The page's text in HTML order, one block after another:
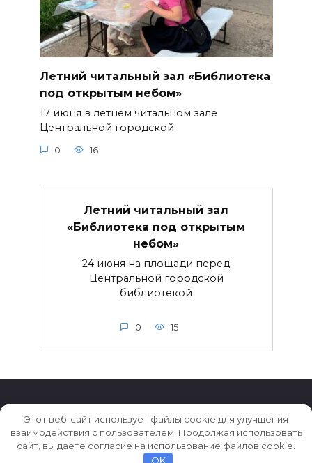
Летний читальный зал «Библиотека
под открытым небом»
17 июня в летнем читальном зале
Центральной городской
0 16
Летний читальный зал
«Библиотека под открытым
небом»
24 июня на площади перед
Центральной городской
библиотекой
0 15
© 2026 Истории ★ Новости ★ Факты ★ Очерки
Этот веб-сайт использует файлы cookie для улучшения
взаимодействия с пользователем. Продолжая использовать
сайт, вы даете согласие на использование файлов cookie.
OK